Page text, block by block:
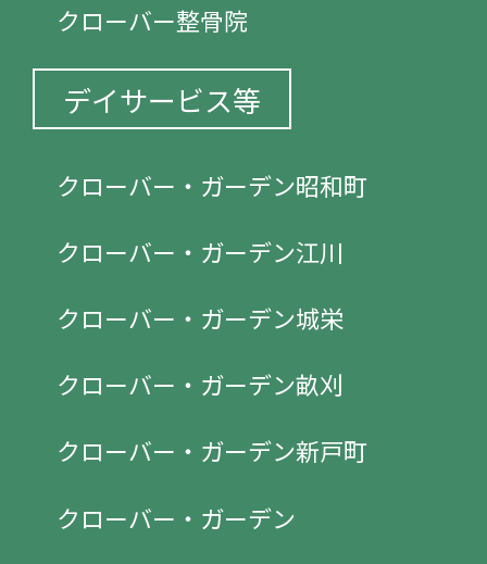
クローバー整骨院
デイサービス等
クローバー・ガーデン昭和町
クローバー・ガーデン江川
クローバー・ガーデン城栄
クローバー・ガーデン畝刈
クローバー・ガーデン新戸町
クローバー・ガーデン